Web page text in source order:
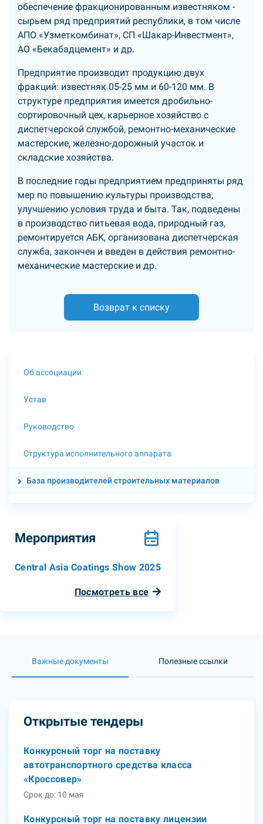
обеспечение фракционированным известняком -
сырьем ряд предприятий республики, в том числе
АПО «Узметкомбинат», СП «Шакар-Инвестмент»,
АО «Бекабадцемент» и др.
Предприятие производит продукцию двух
фракций: известняк 05-25 мм и 60-120 мм. В
структуре предприятия имеется дробильно-
сортировочный цех, карьерное хозяйство с
диспетчерской службой, ремонтно-механические
мастерские, железно-дорожный участок и
складские хозяйства.
В последние годы предприятием предприняты ряд
мер по повышению культуры производства,
улучшению условия труда и быта. Так, подведены
в производство питьевая вода, природный газ,
ремонтируется АБК, организована диспетчерская
служба, закончен и введен в действия ремонтно-
механические мастерские и др.
Возврат к списку
Об ассоциации
Устав
Руководство
Структура исполнительного аппарата
База производителей строительных материалов
Мероприятия
Central Asia Coatings Show 2025
Посмотреть все
Важные документы Полезные ссылки
Открытые тендеры
Конкурсный торг на поставку
автотранспортного средства класса
«Кроссовер»
Срок до: 10 мая
Конкурсный торг на поставку лицензии